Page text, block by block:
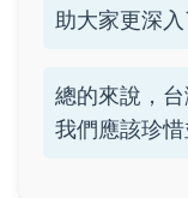
助大家更深入
總的來說，
我們應該珍惜